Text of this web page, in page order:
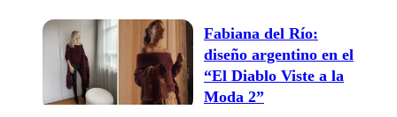
Fabiana del Río:
diseño argentino en el
“El Diablo Viste a la
Moda 2”